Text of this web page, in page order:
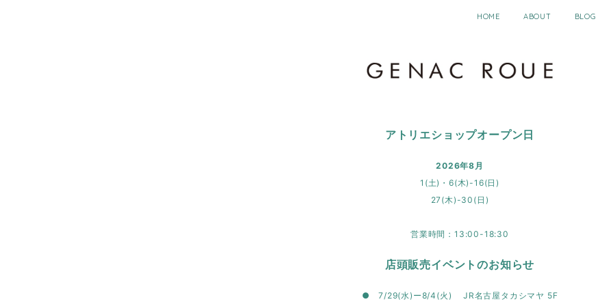
HOME ABOUT BLOG
アトリエショップオープン日
2026年8月
1(土)・6(木)-16(日)
27(木)-30(日)
営業時間：13:00-18:30
店頭販売イベントのお知らせ
● 7/29(水)ー8/4(火) JR名古屋タカシマヤ 5F